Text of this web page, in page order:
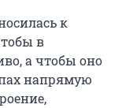
к
в
а чтобы оно
напрямую